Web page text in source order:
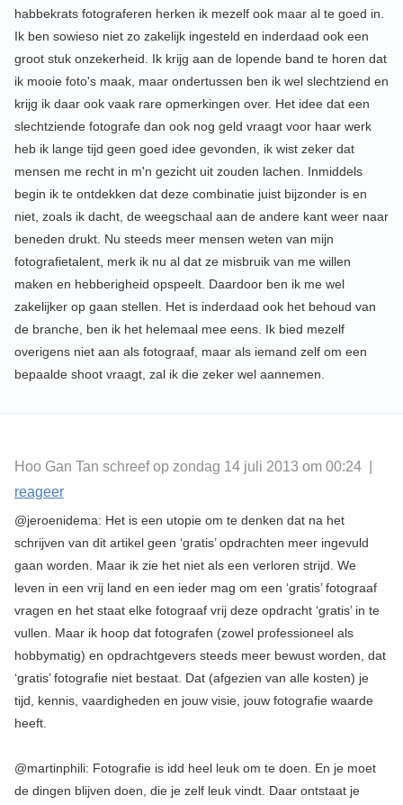
habbekrats fotograferen herken ik mezelf ook maar al te goed in.
Ik ben sowieso niet zo zakelijk ingesteld en inderdaad ook een
groot stuk onzekerheid. Ik krijg aan de lopende band te horen dat
ik mooie foto's maak, maar ondertussen ben ik wel slechtziend en
krijg ik daar ook vaak rare opmerkingen over. Het idee dat een
slechtziende fotografe dan ook nog geld vraagt voor haar werk
heb ik lange tijd geen goed idee gevonden, ik wist zeker dat
mensen me recht in m'n gezicht uit zouden lachen. Inmiddels
begin ik te ontdekken dat deze combinatie juist bijzonder is en
niet, zoals ik dacht, de weegschaal aan de andere kant weer naar
beneden drukt. Nu steeds meer mensen weten van mijn
fotografietalent, merk ik nu al dat ze misbruik van me willen
maken en hebberigheid opspeelt. Daardoor ben ik me wel
zakelijker op gaan stellen. Het is inderdaad ook het behoud van
de branche, ben ik het helemaal mee eens. Ik bied mezelf
overigens niet aan als fotograaf, maar als iemand zelf om een
bepaalde shoot vraagt, zal ik die zeker wel aannemen.
Hoo Gan Tan schreef op zondag 14 juli 2013 om 00:24 |
reageer
@jeroenidema: Het is een utopie om te denken dat na het
schrijven van dit artikel geen ‘gratis’ opdrachten meer ingevuld
gaan worden. Maar ik zie het niet als een verloren strijd. We
leven in een vrij land en een ieder mag om een ‘gratis’ fotograaf
vragen en het staat elke fotograaf vrij deze opdracht ‘gratis’ in te
vullen. Maar ik hoop dat fotografen (zowel professioneel als
hobbymatig) en opdrachtgevers steeds meer bewust worden, dat
‘gratis’ fotografie niet bestaat. Dat (afgezien van alle kosten) je
tijd, kennis, vaardigheden en jouw visie, jouw fotografie waarde
heeft.
@martinphili: Fotografie is idd heel leuk om te doen. En je moet
de dingen blijven doen, die je zelf leuk vindt. Daar ontstaat je